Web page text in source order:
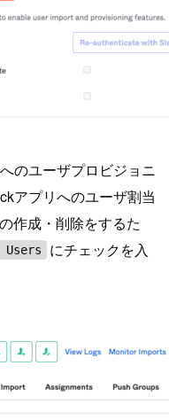
のユーザプロビジョニ
アプリへのユーザ割当
作成・削除をするた
にチェックを入